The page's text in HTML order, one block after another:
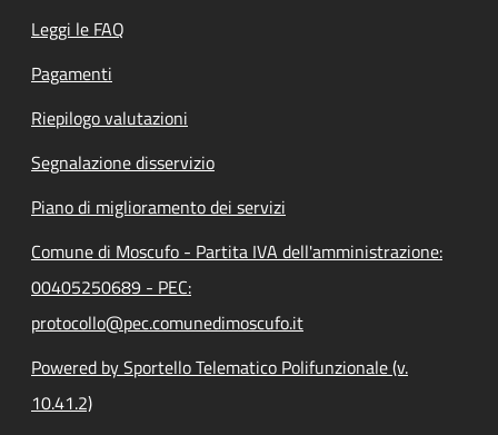
Leggi le FAQ
Pagamenti
Riepilogo valutazioni
Segnalazione disservizio
Piano di miglioramento dei servizi
Comune di Moscufo - Partita IVA dell'amministrazione:
00405250689 - PEC:
protocollo@pec.comunedimoscufo.it
Powered by Sportello Telematico Polifunzionale (v.
10.41.2)